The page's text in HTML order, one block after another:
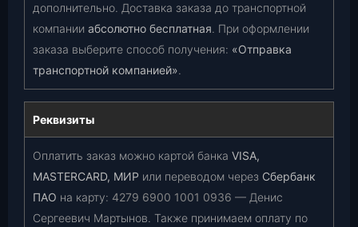
дополнительно. Доставка заказа до транспортной
компании абсолютно бесплатная. При оформлении
заказа выберите способ получения: «Отправка
транспортной компанией».
Реквизиты
Оплатить заказ можно картой банка VISA,
MASTERCARD, МИР или переводом через Сбербанк
ПАО на карту: 4279 6900 1001 0936 — Денис
Сергеевич Мартынов. Также принимаем оплату по